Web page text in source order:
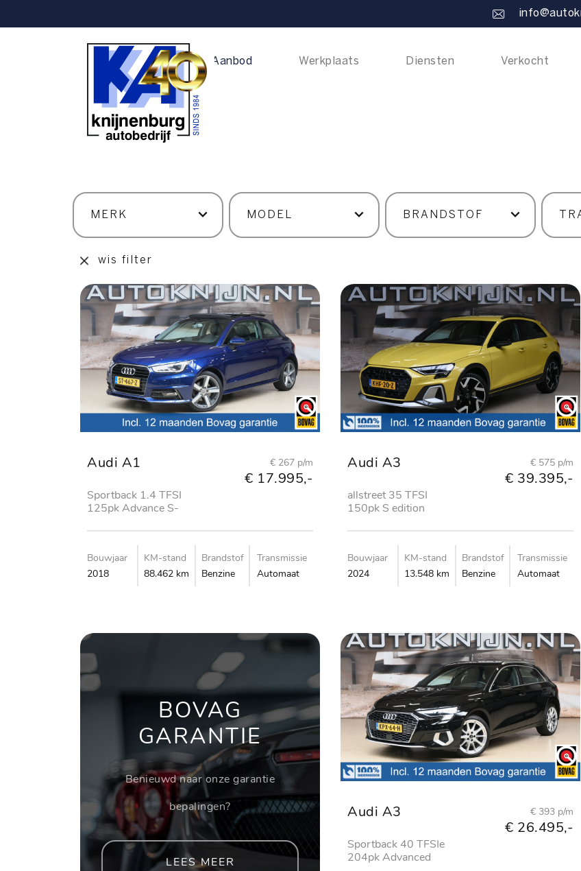
Home Aanbod Werkplaats Diensten Verkocht
wis filter
Audi A1
Sportback 1.4 TFSI
125pk Advance S-
€ 267 p/m
€ 17.995,-
Bouwjaar
2018
KM-stand
88.462 km
Brandstof
Benzine
Transmissie
Automaat
Audi A3
allstreet 35 TFSI
150pk S edition
€ 575 p/m
€ 39.395,-
Bouwjaar
2024
KM-stand
13.548 km
Brandstof
Benzine
Transmissie
Automaat
BOVAG
GARANTIE
Benieuwd naar onze garantie
bepalingen?
LEES MEER
Audi A3
Sportback 40 TFSIe
204pk Advanced
€ 393 p/m
€ 26.495,-